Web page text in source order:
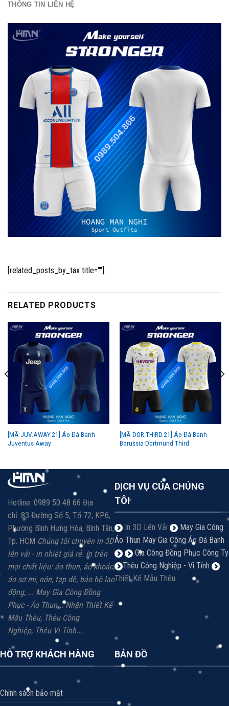
THÔNG TIN LIÊN HỆ
[related_posts_by_tax title=""]
RELATED PRODUCTS
[MÃ JUV.AWAY.21] Áo Đá Banh
Juventus Away
[MÃ DOR.THIRD.21] Áo Đá Banh
Borussia Dortmund Third
Hotline: 0989 50 48 66 Địa
chỉ: 83 Đường Số 5, Tổ 72, KP6,
Phường Bình Hưng Hòa, Bình Tân,
Tp. HCM Chúng tôi chuyên in 3D
lên vải - in nhiệt giá rẻ. In trên
mọi chất liệu: áo thun, áo khoác,
áo sơ mi, nón, tạp dề, bảo hộ lao
động, ... May Gia Công Đồng
Phục - Áo Thun... Nhận Thiết Kế
Mẫu Thêu, Thêu Công
Nghiệp, Thêu Vi Tính...
DỊCH VỤ CỦA CHÚNG
TÔI
In 3D Lên Vải
May Gia Công
Áo Thun May Gia Công Áo Đá Banh
Gia Công Đồng Phục Công Ty
Thêu Công Nghiệp - Vi Tính
Thiết Kế Mẫu Thêu
HỖ TRỢ KHÁCH HÀNG
Chính sách bảo mật
BẢN ĐỒ